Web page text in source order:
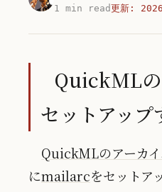
1 min read更新:
QuickMLの
セットアップ
QuickMLのアーカ
にmailarcをセットア